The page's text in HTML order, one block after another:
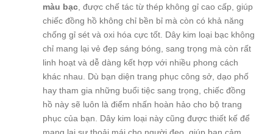
màu bạc , được chế tác từ thép không gỉ cao cấp, giúp
chiếc đồng hồ không chỉ bền bỉ mà còn có khả năng
chống gỉ sét và oxi hóa cực tốt. Dây kim loại bạc không
chỉ mang lại vẻ đẹp sáng bóng, sang trọng mà còn rất
linh hoạt và dễ dàng kết hợp với nhiều phong cách
khác nhau. Dù bạn diện trang phục công sở, dạo phố
hay tham gia những buổi tiệc sang trọng, chiếc đồng
hồ này sẽ luôn là điểm nhấn hoàn hảo cho bộ trang
phục của bạn. Dây kim loại này cũng được thiết kế để